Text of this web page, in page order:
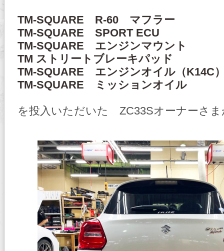
TM-SQUARE R-60 マフラー
TM-SQUARE SPORT ECU
TM-SQUARE エンジンマウント
TM ストリートブレーキパッド
TM-SQUARE エンジンオイル（K14C
TM-SQUARE ミッションオイル
を投入いただいた ZC33Sオーナーさま